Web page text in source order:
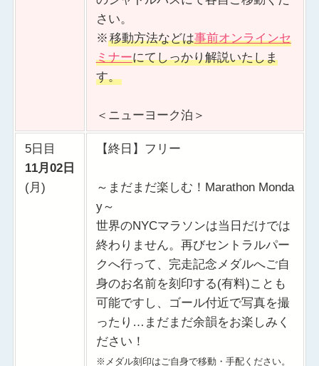
さい。
※移動方法などは事前オンラインセ
ミナーにてしっかり解説いたしま
す。
＜ニューヨーク泊＞
5日目
11月02日
(月)
【終日】フリー
～まだまだ楽しむ！Marathon Monda
y～
世界のNYCマラソンは当日だけでは
終わりません。再びセントラルパー
クへ行って、完走記念メダルへご自
身のお名前を刻印する(有料)ことも
可能ですし、ゴール付近で写真を撮
ったり…まだまだ余韻をお楽しみく
ださい！
※メダル刻印はご自身で移動・手配ください。